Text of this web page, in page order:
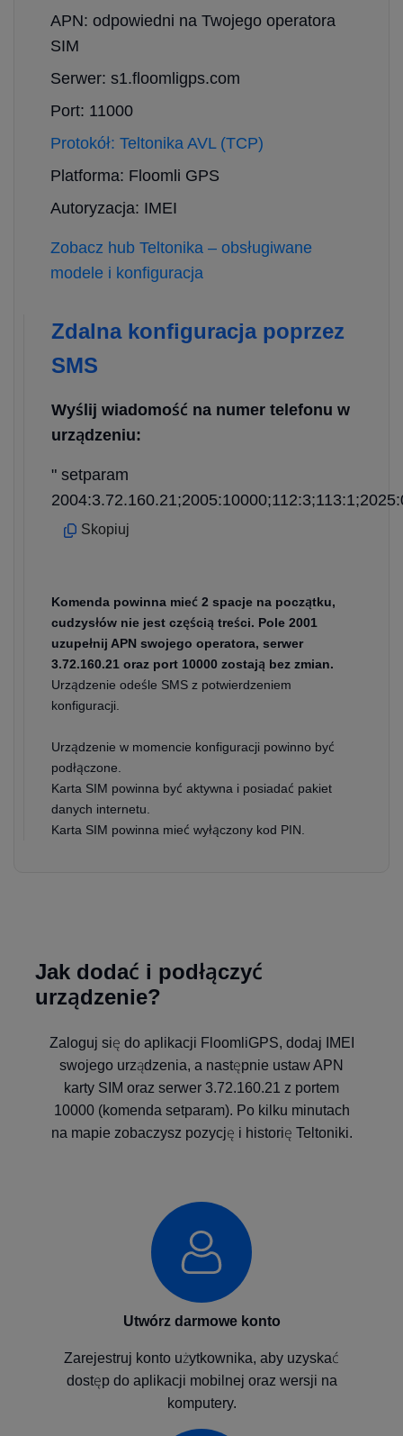
APN: odpowiedni na Twojego operatora
SIM
Serwer: s1.floomligps.com
Port: 11000
Protokół: Teltonika AVL (TCP)
Platforma: Floomli GPS
Autoryzacja: IMEI
Zobacz hub Teltonika – obsługiwane
modele i konfiguracja
Zdalna konfiguracja poprzez
SMS
Wyślij wiadomość na numer telefonu w
urządzeniu:
" setparam
Skopiuj
Komenda powinna mieć 2 spacje na początku,
cudzysłów nie jest częścią treści. Pole 2001
uzupełnij APN swojego operatora, serwer
3.72.160.21 oraz port 10000 zostają bez zmian.
Urządzenie odeśle SMS z potwierdzeniem
konfiguracji.
Urządzenie w momencie konfiguracji powinno być
podłączone.
Karta SIM powinna być aktywna i posiadać pakiet
danych internetu.
Karta SIM powinna mieć wyłączony kod PIN.
Jak dodać i podłączyć
urządzenie?
Zaloguj się do aplikacji FloomliGPS, dodaj IMEI
swojego urządzenia, a następnie ustaw APN
karty SIM oraz serwer 3.72.160.21 z portem
10000 (komenda setparam). Po kilku minutach
na mapie zobaczysz pozycję i historię Teltoniki.
Utwórz darmowe konto
Zarejestruj konto użytkownika, aby uzyskać
dostęp do aplikacji mobilnej oraz wersji na
komputery.